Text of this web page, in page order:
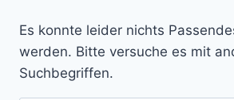
Es konnte leider nichts
werden. Bitte versuche es mit
Suchbegriffen.